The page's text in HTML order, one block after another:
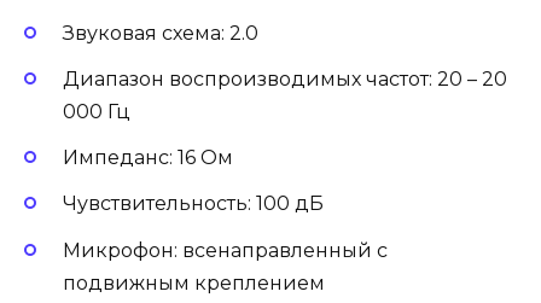
Звуковая схема: 2.0
Диапазон воспроизводимых частот: 20 – 20
000 Гц
Импеданс: 16 Ом
Чувствительность: 100 дБ
Микрофон: всенаправленный с
подвижным креплением